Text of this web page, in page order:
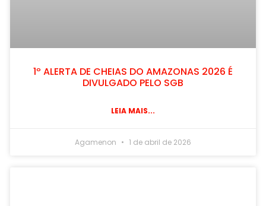
1º ALERTA DE CHEIAS DO AMAZONAS 2026 É
DIVULGADO PELO SGB
LEIA MAIS...
Agamenon 1 de abril de 2026